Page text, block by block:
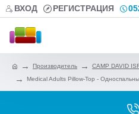
ВХОД РЕГИСТРАЦИЯ
Производитель
CAMP DAVID
Medical Adults Pillow-Top -